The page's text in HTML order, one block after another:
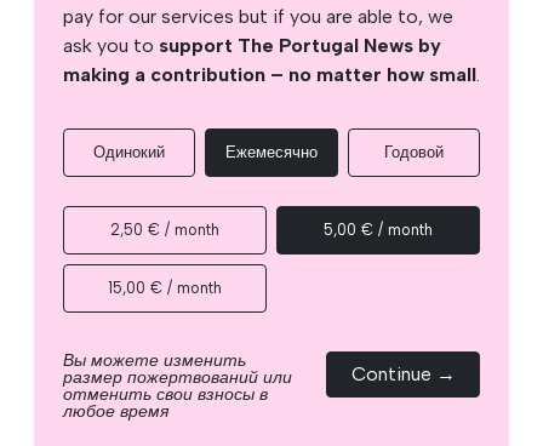
pay for our services but if you are able to, we
ask you to support The Portugal News by
making a contribution – no matter how small.
Одинокий Ежемесячно Годовой
2,50 € / month 5,00 € / month
15,00 € / month
Вы можете изменить
размер пожертвований или
отменить свои взносы в
любое время
Continue →